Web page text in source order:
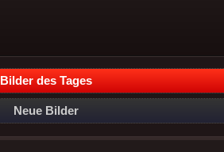
Bilder des Tages
Neue Bilder